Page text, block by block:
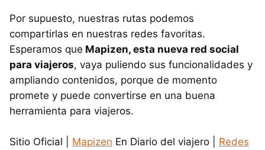
Por supuesto, nuestras rutas podemos
compartirlas en nuestras redes favoritas.
Esperamos que Mapizen, esta nueva red social
para viajeros, vaya puliendo sus funcionalidades y
ampliando contenidos, porque de momento
promete y puede convertirse en una buena
herramienta para viajeros.
Sitio Oficial | Mapizen En Diario del viajero | Redes